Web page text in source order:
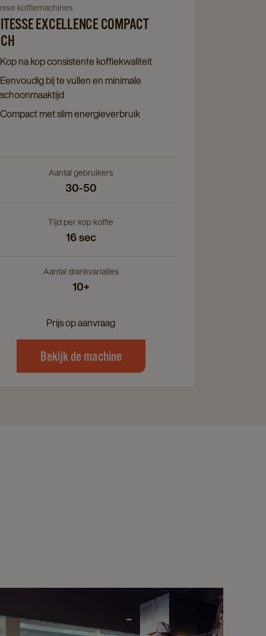
Cafitesse
Excellence
Compact
Touch
details
page
koffiemachines
EXCELLENCE COMPACT
Kop na kop consistente koffiekwaliteit
Eenvoudig bij te vullen en minimale
schoonmaaktijd
Compact met slim energieverbruik
Aantal gebruikers
30-50
Tijd per kop koffie
16 sec
Aantal drankvariaties
10+
Prijs op aanvraag
Bekijk de machine